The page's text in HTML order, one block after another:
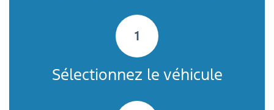
1
Sélectionnez le véhicule